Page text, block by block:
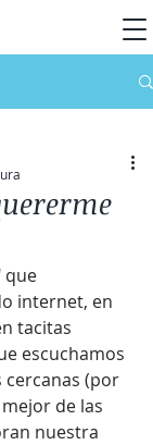
que
internet, en
tacitas
escuchamos
cercanas (por
de las
nuestra